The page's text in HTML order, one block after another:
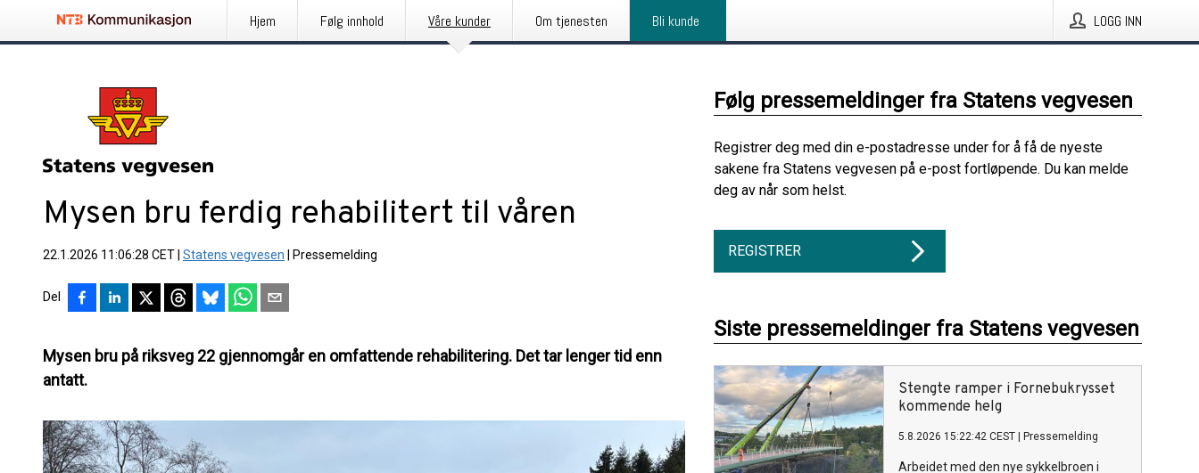
Hjem Følg innhold Våre kunder Om tjenesten Bli kunde LOGG INN
Mysen bru ferdig rehabilitert til våren
22.1.2026 11:06:28 CET Statens vegvesen Pressemelding
Del
Mysen bru på riksveg 22 gjennomgår en omfattende rehabilitering. Det tar lenger tid enn
antatt.
Følg pressemeldinger fra Statens vegvesen
Registrer deg med din e-postadresse under for å få de nyeste
sakene fra Statens vegvesen på e-post fortløpende. Du kan melde
deg av når som helst.
REGISTRER
Siste pressemeldinger fra Statens vegvesen
Stengte ramper i Fornebukrysset
kommende helg
5.8.2026 15:22:42 CEST Pressemelding
Arbeidet med den nye sykkelbroen i